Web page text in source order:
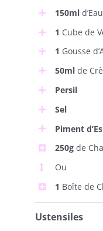
150mld’Eau
1 Cube de
1 Gousse
50mlde
Persil
Sel
Piment
250gde
Ou
1 Boîte de
Ustensiles